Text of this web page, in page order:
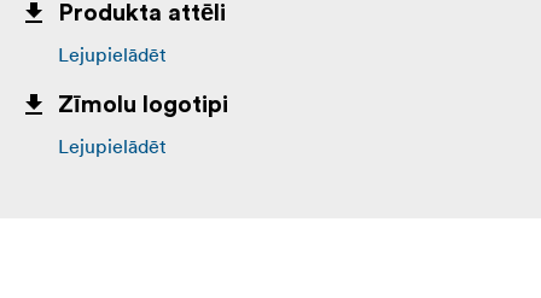
Produkta attēli
Lejupielādēt
Zīmolu logotipi
Lejupielādēt